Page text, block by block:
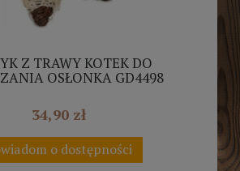
Z TRAWY KOTEK DO
OSŁONKA GD4498
34,90 zł
o dostępności